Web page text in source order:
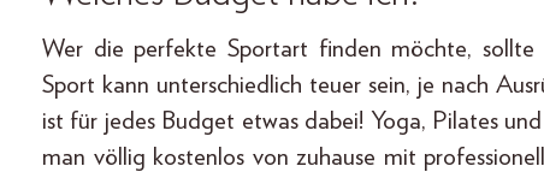
Wer die perfekte Sportart finden möchte,
Sport kann unterschiedlich teuer sein, je nach
ist für jedes Budget etwas dabei! Yoga, Pilates
man völlig kostenlos von zuhause mit